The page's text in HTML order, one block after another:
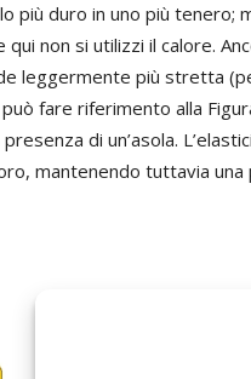
più duro in uno più tenero;
non si utilizzi il calore.
leggermente più stretta
fare riferimento alla
di un’asola.
mantenendo tuttavia